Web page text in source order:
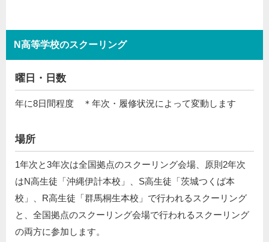
N高等学校のスクーリング
曜日・日数
年に8日間程度 ＊年次・履修状況によって変動します
場所
1年次と3年次は全国拠点のスクーリング会場、原則2年次
はN高生徒「沖縄伊計本校」、S高生徒「茨城つくば本
校」、R高生徒「群馬桐生本校」で行われるスクーリング
と、全国拠点のスクーリング会場で⾏われるスクーリング
の両⽅に参加します。